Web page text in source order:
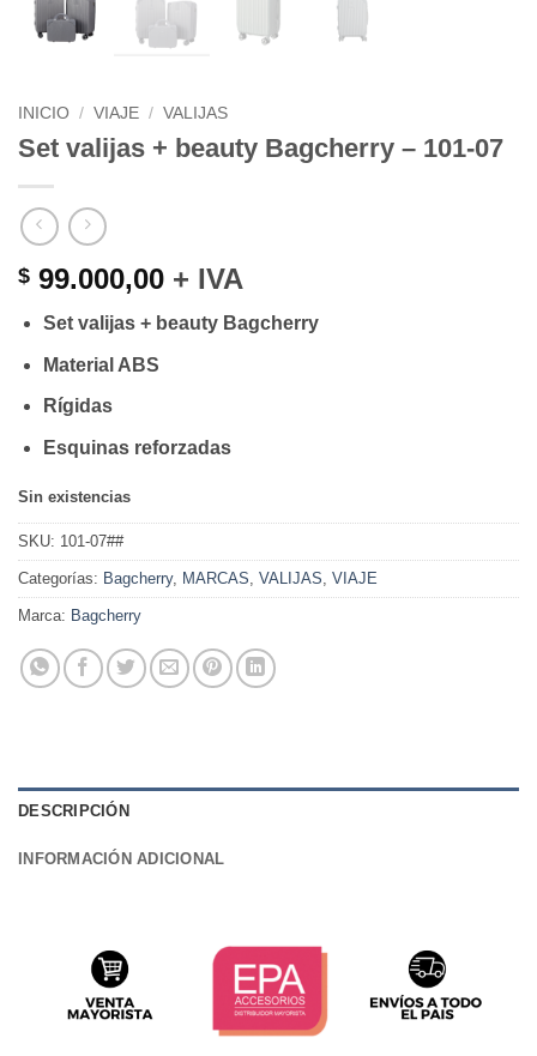
INICIO / VIAJE / VALIJAS
Set valijas + beauty Bagcherry – 101-07
$ 99.000,00 + IVA
Set valijas + beauty Bagcherry
Material ABS
Rígidas
Esquinas reforzadas
Sin existencias
SKU: 101-07##
Categorías: Bagcherry, MARCAS VALIJAS VIAJE
Marca: Bagcherry
DESCRIPCIÓN
INFORMACIÓN ADICIONAL